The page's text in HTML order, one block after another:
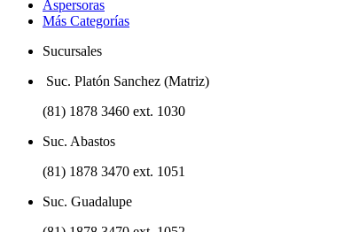
Aspersoras
Más Categorías
Sucursales
Suc. Platón Sanchez (Matriz)
(81) 1878 3460 ext. 1030
Suc. Abastos
(81) 1878 3470 ext. 1051
Suc. Guadalupe